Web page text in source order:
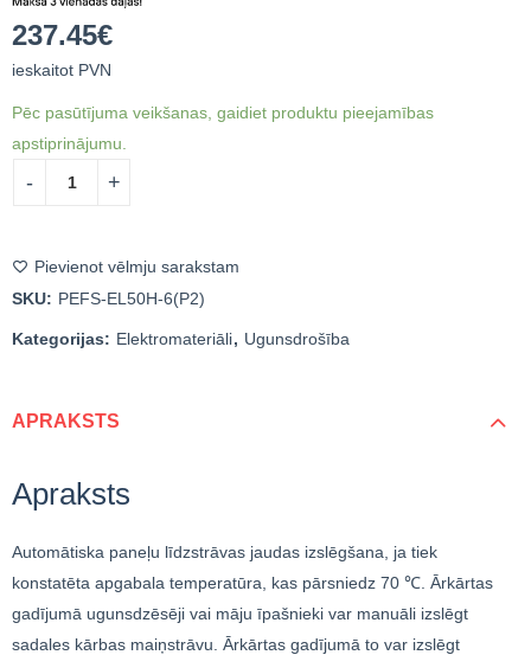
237.45€
ieskaitot PVN
Pēc pasūtījuma veikšanas, gaidiet produktu pieejamības
apstiprinājumu.
Pievienot vēlmju sarakstam
SKU: PEFS-EL50H-6(P2)
Kategorijas: Elektromateriāli, Ugunsdrošība
APRAKSTS
Apraksts
Automātiska paneļu līdzstrāvas jaudas izslēgšana, ja tiek
konstatēta apgabala temperatūra, kas pārsniedz 70 ℃. Ārkārtas
gadījumā ugunsdzēsēji vai māju īpašnieki var manuāli izslēgt
sadales kārbas maiņstrāvu. Ārkārtas gadījumā to var izslēgt